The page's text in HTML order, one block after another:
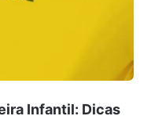
Infantil: Dicas